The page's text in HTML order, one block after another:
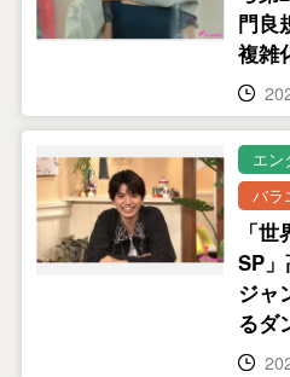
門良
複雑
エン
バラ
「
SP
ジャ
るダ